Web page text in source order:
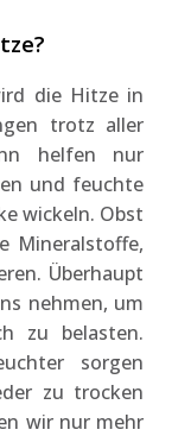
die Hitze in
trotz aller
helfen nur
und feuchte
wickeln. Obst
Mineralstoffe,
Überhaupt
nehmen, um
zu belasten.
sorgen
zu trocken
wir nur mehr